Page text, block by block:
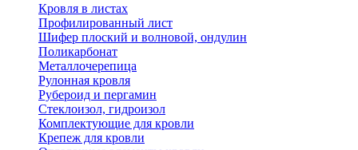
Кровля в листах
Профилированный лист
Шифер плоский и волновой, ондулин
Поликарбонат
Металлочерепица
Рулонная кровля
Рубероид и пергамин
Стеклоизол, гидроизол
Комплектующие для кровли
Крепеж для кровли